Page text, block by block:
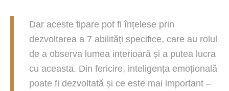
Dar aceste tipare pot fi înțelese prin
dezvoltarea a 7 abilități specifice, care au rolul
de a observa lumea interioară și a putea lucra
cu aceasta. Din fericire, inteligența emoțională
poate fi dezvoltată și ce este mai important –